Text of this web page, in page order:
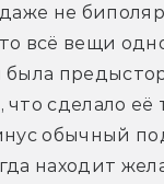
не
всё вещи
была
сделало её
обычный
находит